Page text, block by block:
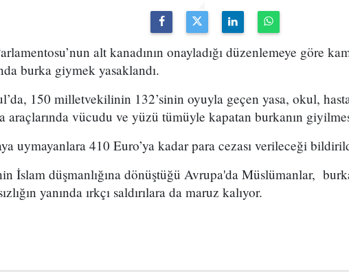
alt kanadının onayladığı düzenlemeye göre
burka giymek yasaklandı.
150 milletvekilinin 132’sinin oyuyla geçen yasa, okul,
araçlarında vücudu ve yüzü tümüyle kapatan burkanın
uymayanlara 410 Euro’ya kadar para cezası verileceği
İslam düşmanlığına dönüştüğü Avrupa'da Müslümanlar,
yanında ırkçı saldırılara da maruz kalıyor.